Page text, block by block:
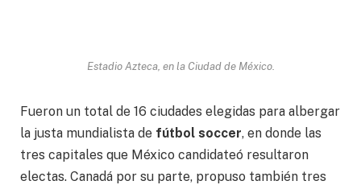
Estadio Azteca, en la Ciudad de México.
Fueron un total de 16 ciudades elegidas para albergar
la justa mundialista de fútbol soccer, en donde las
tres capitales que México candidateó resultaron
electas. Canadá por su parte, propuso también tres